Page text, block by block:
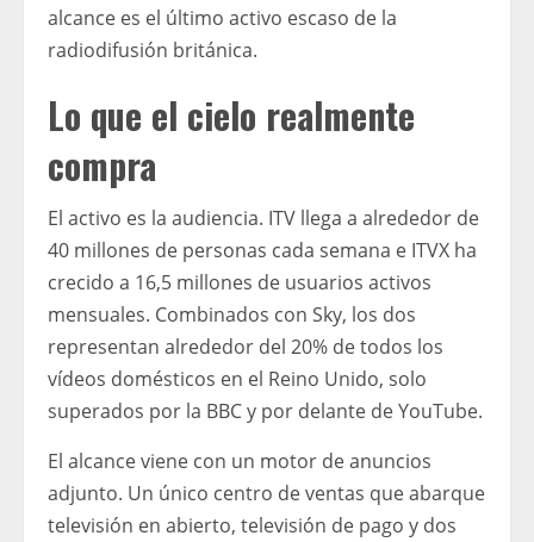
alcance es el último activo escaso de la
radiodifusión británica.
Lo que el cielo realmente
compra
El activo es la audiencia. ITV llega a alrededor de
40 millones de personas cada semana e ITVX ha
crecido a 16,5 millones de usuarios activos
mensuales. Combinados con Sky, los dos
representan alrededor del 20% de todos los
vídeos domésticos en el Reino Unido, solo
superados por la BBC y por delante de YouTube.
El alcance viene con un motor de anuncios
adjunto. Un único centro de ventas que abarque
televisión en abierto, televisión de pago y dos